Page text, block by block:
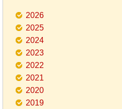
2026
2025
2024
2023
2022
2021
2020
2019